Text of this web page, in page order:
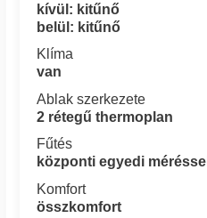
kívül: kitűnő
belül: kitűnő
Klíma
van
Ablak szerkezete
2 rétegű thermoplan
Fűtés
központi egyedi méréssel
Komfort
összkomfort